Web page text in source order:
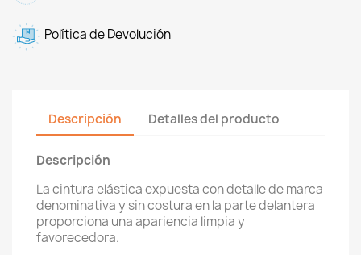
Política de Devolución
Descripción Detalles del producto
Descripción
La cintura elástica expuesta con detalle de marca
denominativa y sin costura en la parte delantera
proporciona una apariencia limpia y
favorecedora.